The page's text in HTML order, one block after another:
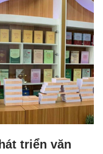
triển văn